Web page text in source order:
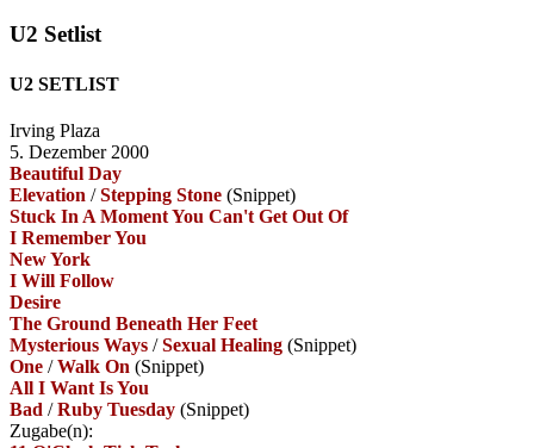
U2 Setlist
U2 SETLIST
Irving Plaza
5. Dezember 2000
Beautiful Day
Elevation /Stepping Stone (Snippet)
Stuck In A Moment You Can't Get Out Of
I Remember You
New York
I Will Follow
Desire
The Ground Beneath Her Feet
Mysterious Ways /Sexual Healing (Snippet)
One /Walk On (Snippet)
All I Want Is You
Bad /Ruby Tuesday (Snippet)
Zugabe(n):